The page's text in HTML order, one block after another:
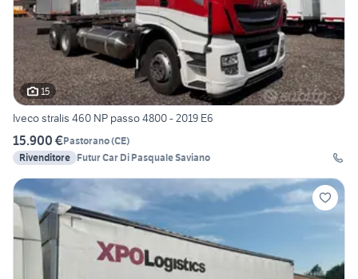
15
Iveco stralis 460 NP passo 4800 - 2019 E6
15.900 €Pastorano(CE)
Rivenditore Futur Car Di Pasquale Saviano